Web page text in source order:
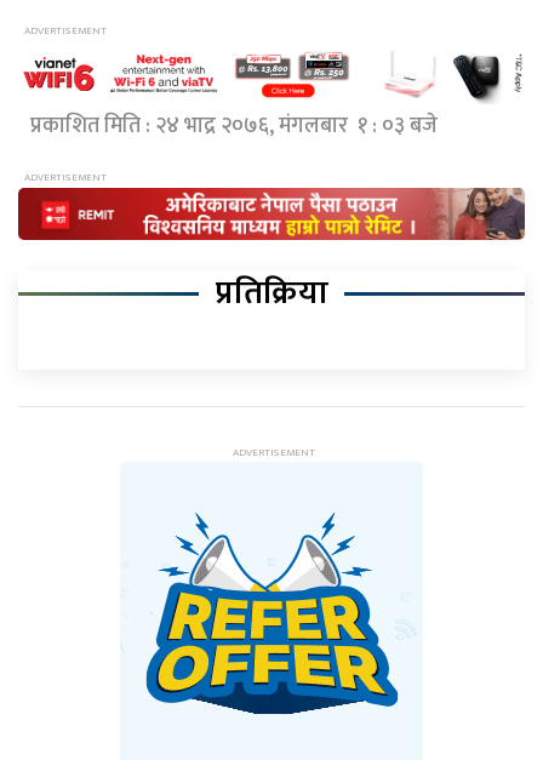
प्रकाशित मिति : २४ भाद्र २०७६, मंगलबार १ : ०३ बजे
प्रतिक्रिया